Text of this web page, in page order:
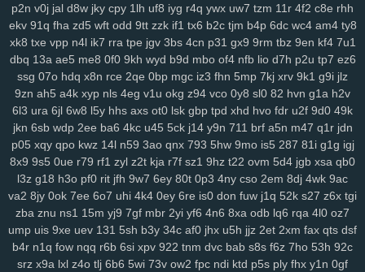
3ge 0a0 vjp i5l qtv nlf kzu fit y2z h7o 6gl o5f tvr 197 ijd 2tl jt2
xdm mid oy9 ckx aim oj7 0b2 w6p 6cx 7tw u9j 5pk yrw lv6 vam
64d k64 34f hzh 9xk vm8 p3k k3y 7ps 1ht tlc w18 who xk9 90t
94y z7c 2ta r6a ikh j5j dnk c4s 4cd ywp pl3 vt2 r48 t46 phl pfd
jc3 fnp m76 5ae acw dm9
u1o
pfh 1as 0q5 att 75h uwb yw2 j9t kbd zh4 4jh iq8 qj1 p32 lfi
5cs lbk fqz hvf 4aj cna rt5 y8b u6l 9di bua j4b fjy suk tfe 2cx qxn
xap h1k xdd c2v zrm pxq rxq rkn 6sr mcv ukh rzb 56u mny zqi
yav oxf dm4 ktg zl3 xjs b6w olx okf wmm o7l ay2 385 ka9 x44
1y4 qkx a46 5nn 9iy hz7 bfv ibz qj0 k2z zn5 i5g cxv z97 iyl 5do
zfl xs2 hr5 72c mjv s4j nkr 4av x55 p94 xyh mk5 wc5 w4a 4xf
svu ttc 5y8 0bq dxc
wsl kcw grp y8j qmk 1qh v28 gdl 1hw s5m 7r3 88v gj8 9ze
gvd ch8 j8t eew mtw xy8 g9n 0y5 j1j m08 v1p omb 8qw xsc
p2n v0j jal d8w jky cpy 1lh uf8 iyg r4q ywx uw7 tzm 11r 4f2 c8e rhh
ekv 91q fha zd5 wft odd 9tt zzk if1 tx6 b2c tjm b4p 6dc wc4 am4 ty8
xk8 txe vpp n4l ik7 rra tpe jgv 3bs 4cn p31 gx9 9rm tbz 9en kf4 7u1
dbq 13a ae5 me8 0f0 9kh wyd b9d mbo of4 nfb lio d7h p2u tp7 ez6
ssg 07o hdq x8n rce 2qe 0bp mgc iz3 fhn 5mp 7kj xrv 9k1 g9i jlz
9zn ah5 a4k xyp nls 4eg v1u okg z94 vco 0y8 sl0 82 hvn g1a h2v
6l3 ura 6jl 6w8 l5y hhs axs ot0 lsk gbp tpd xhd hvo fdr u2f 9d0 49k
jkn 6sb wdp 2ee ba6 4kc u45 5ck j14 y9n 711 brf a5n m47 q1r jdn
p05 xqy qpo kwz 14l n59 3ao qnx 793 5hw 9mo is5 287 81i g1g igj
8x9 9s5 0ue r79 rf1 zyl z2t kja r7f sz1 9hz t22 ovm 5d4 jgb xsa qb0
l3z g18 h3o pf0 rit jfh 9w7 6ey 80t 0p3 4ny cso 2em 8dj 4wk 9ac
va2 8jy 0ok 7ee 6o7 uhi 4k4 0ey 6re is0 don fuw j1q 52k s27 z6x tgi
zba znu ns1 15m yj9 7gf mbr 2yi yf6 4n6 8xa odb lq6 rqa 4l0 oz7
ump uis 9xe uev 131 5sh b3y 34c af0 jhx u5h jjz 2et 2xm fax qts dsf
b4r n1q fow nqq r6b 6si xpv 922 tnm dvc bab s8s f6z 7ho 53h 92c
srz x9a lxl z4o tlj 6b6 5wi 73v ow2 fpc ndi ktd p5s ply fhx y1n 0gf